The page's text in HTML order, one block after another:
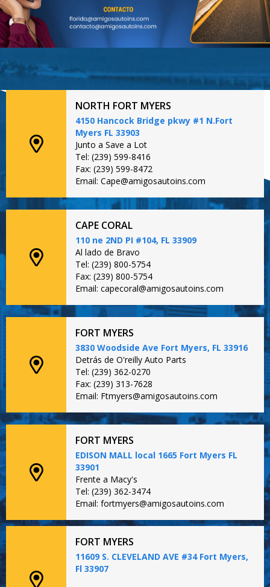
NORTH FORT MYERS
4150 Hancock Bridge pkwy #1 N.Fort
Myers FL 33903
Junto a Save a Lot
Tel: (239) 599-8416
Fax: (239) 599-8472
Email: Cape@amigosautoins.com
CAPE CORAL
110 ne 2ND PI #104, FL 33909
Al lado de Bravo
Tel: (239) 800-5754
Fax: (239) 800-5754
Email: capecoral@amigosautoins.com
FORT MYERS
3830 Woodside Ave Fort Myers, FL 33916
Detrás de O'reilly Auto Parts
Tel: (239) 362-0270
Fax: (239) 313-7628
Email: Ftmyers@amigosautoins.com
FORT MYERS
EDISON MALL local 1665 Fort Myers FL
33901
Frente a Macy's
Tel: (239) 362-3474
Email: fortmyers@amigosautoins.com
FORT MYERS
11609 S. CLEVELAND AVE #34 Fort Myers,
Fl 33907